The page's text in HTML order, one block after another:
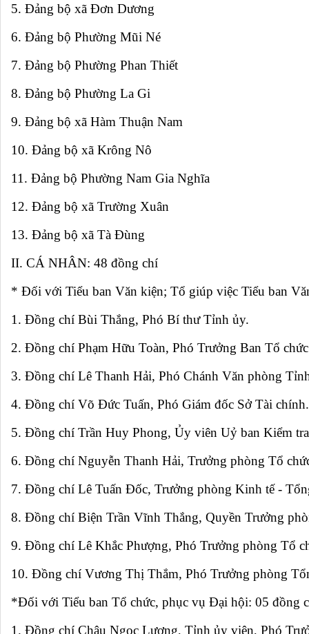
5. Đảng bộ xã Đơn Dương
6. Đảng bộ Phường Mũi Né
7. Đảng bộ Phường Phan Thiết
8. Đảng bộ Phường La Gi
9. Đảng bộ xã Hàm Thuận Nam
10. Đảng bộ xã Krông Nô
11. Đảng bộ Phường Nam Gia Nghĩa
12. Đảng bộ xã Trường Xuân
13. Đảng bộ xã Tà Đùng
II. CÁ NHÂN: 48 đồng chí
* Đối với Tiểu ban Văn kiện; Tổ giúp việc Tiểu ban
1. Đồng chí Bùi Thắng, Phó Bí thư Tỉnh ủy.
2. Đồng chí Phạm Hữu Toàn, Phó Trưởng Ban Tổ
3. Đồng chí Lê Thanh Hải, Phó Chánh Văn phòng
4. Đồng chí Võ Đức Tuấn, Phó Giám đốc Sở Tài chính.
5. Đồng chí Trần Huy Phong, Ủy viên Uỷ ban Kiểm
6. Đồng chí Nguyễn Thanh Hải, Trưởng phòng Tổ
7. Đồng chí Lê Tuấn Đốc, Trưởng phòng Kinh tế -
8. Đồng chí Biện Trần Vĩnh Thắng, Quyền Trưởng
9. Đồng chí Lê Khắc Phượng, Phó Trưởng phòng Tổ
10. Đồng chí Vương Thị Thắm, Phó Trưởng phòng
*Đối với Tiểu ban Tổ chức, phục vụ Đại hội: 05 đồng
1. Đồng chí Châu Ngọc Lương, Tỉnh ủy viên, Phó